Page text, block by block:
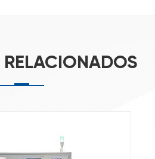
RELACIONADOS